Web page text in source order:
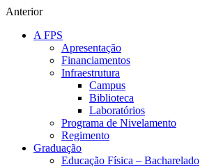
Anterior
A FPS
Apresentação
Financiamentos
Infraestrutura
Campus
Biblioteca
Laboratórios
Programa de Nivelamento
Regimento
Graduação
Educação Física – Bacharelado